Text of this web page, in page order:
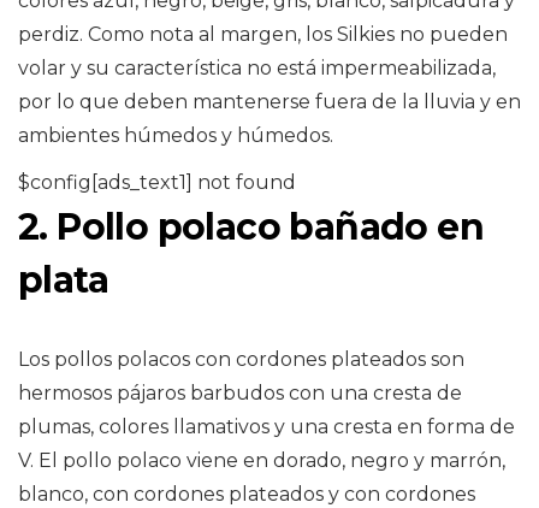
perdiz. Como nota al margen, los Silkies no pueden
volar y su característica no está impermeabilizada,
por lo que deben mantenerse fuera de la lluvia y en
ambientes húmedos y húmedos.
$config[ads_text1] not found
2. Pollo polaco bañado en
plata
Los pollos polacos con cordones plateados son
hermosos pájaros barbudos con una cresta de
plumas, colores llamativos y una cresta en forma de
V. El pollo polaco viene en dorado, negro y marrón,
blanco, con cordones plateados y con cordones